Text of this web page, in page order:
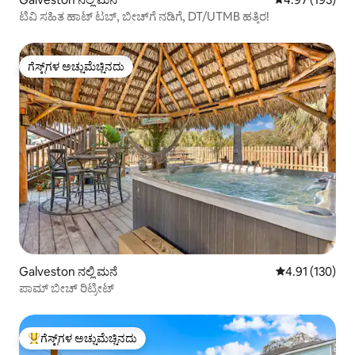
ಟಿವಿ ಸಹಿತ ಹಾಟ್ ಟಬ್, ಬೀಚ್‌ಗೆ ನಡಿಗೆ, DT/UTMB ಹತ್ತಿರ!
ಗೆಸ್ಟ್‌ಗಳ ಅಚ್ಚುಮೆಚ್ಚಿನದು
ಗೆಸ್ಟ್‌ಗಳ ಅಚ್ಚುಮೆಚ್ಚಿನದು
Galveston ನಲ್ಲಿ ಮನೆ 5 ರಲ್ಲಿ 4.91
4.91 (130)
ಪಾಮ್ ಬೀಚ್ ರಿಟ್ರೀಟ್
ಗೆಸ್ಟ್‌ಗಳಿಗೆ ಅತಿ ಹೆಚ್ಚು ಅಚ್ಚುಮೆಚ್ಚಿನದು
ಗೆಸ್ಟ್‌ಗಳ ಅಚ್ಚುಮೆಚ್ಚಿನದು